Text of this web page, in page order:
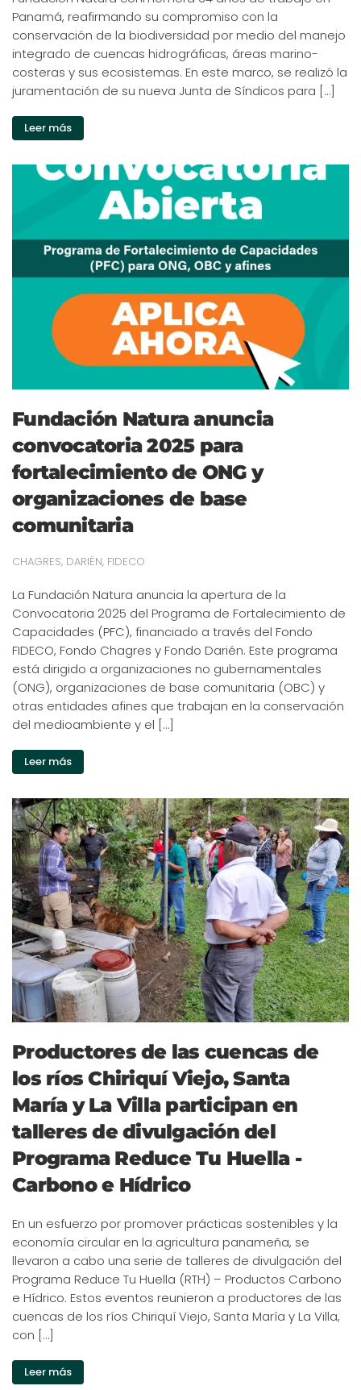
Panamá, reafirmando su compromiso con la
conservación de la biodiversidad por medio del manejo
integrado de cuencas hidrográficas, áreas marino-
costeras y sus ecosistemas. En este marco, se realizó la
juramentación de su nueva Junta de Síndicos para […]
Leer más
Fundación Natura anuncia
convocatoria 2025 para
fortalecimiento de ONG y
organizaciones de base
comunitaria
CHAGRES, DARIÉN, FIDECO
La Fundación Natura anuncia la apertura de la
Convocatoria 2025 del Programa de Fortalecimiento de
Capacidades (PFC), financiado a través del Fondo
FIDECO, Fondo Chagres y Fondo Darién. Este programa
está dirigido a organizaciones no gubernamentales
(ONG), organizaciones de base comunitaria (OBC) y
otras entidades afines que trabajan en la conservación
del medioambiente y el […]
Leer más
Productores de las cuencas de
los ríos Chiriquí Viejo, Santa
María y La Villa participan en
talleres de divulgación del
Programa Reduce Tu Huella -
Carbono e Hídrico
En un esfuerzo por promover prácticas sostenibles y la
economía circular en la agricultura panameña, se
llevaron a cabo una serie de talleres de divulgación del
Programa Reduce Tu Huella (RTH) – Productos Carbono
e Hídrico. Estos eventos reunieron a productores de las
cuencas de los ríos Chiriquí Viejo, Santa María y La Villa,
con […]
Leer más